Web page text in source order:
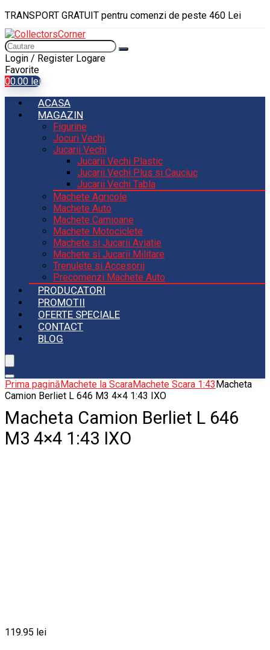
TRANSPORT GRATUIT pentru comenzi de peste 460 Lei
Login / Register Logare
Favorite
00.00 lei
ACASA
MAGAZIN
Figurine
Jocuri Vechi
Jucarii Vechi
Jucarii Vechi Plastic
Jucarii Vechi Plus si Cauciuc
Jucarii Vechi Tabla
Machete Agricole
Machete Auto
Machete Camioane
Machete Motociclete
Machete si Jucarii Aviatie
Machete si Jucarii Militare
Trenulete si Accesorii
Precomenzi Machete Auto
PRODUCATORI
PROMOTII
OFERTE SPECIALE
CONTACT
BLOG
Prima paginăMachete la ScaraMachete Scara 1:43Macheta
Camion Berliet L 646 M3 4×4 1:43 IXO
Macheta Camion Berliet L 646
M3 4×4 1:43 IXO
119.95 lei